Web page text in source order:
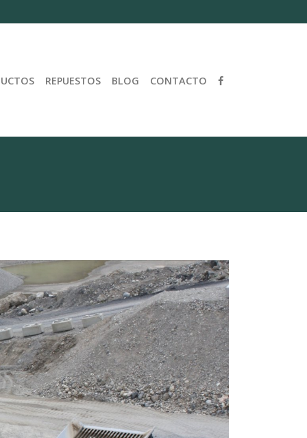
REPUESTOS BLOG CONTACTO